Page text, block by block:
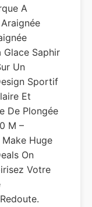
A
Glace Saphir
Un
Sportif
Et
De Plongée
M –
Huge
On
Votre